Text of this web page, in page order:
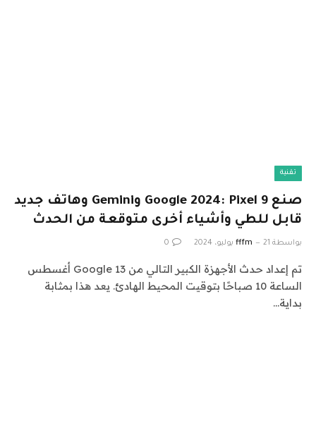
تقنية
صنع Google 2024: Pixel 9 وGemini وهاتف جديد
قابل للطي وأشياء أخرى متوقعة من الحدث
بواسطة fffm 21 يوليو، 2024 0
تم إعداد حدث الأجهزة الكبير التالي من Google 13 أغسطس
الساعة 10 صباحًا بتوقيت المحيط الهادئ. يعد هذا بمثابة
بداية…